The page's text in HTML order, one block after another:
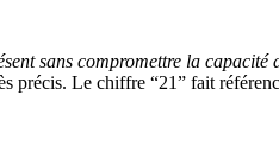
sans compromettre la
précis. Le chiffre “21” fait